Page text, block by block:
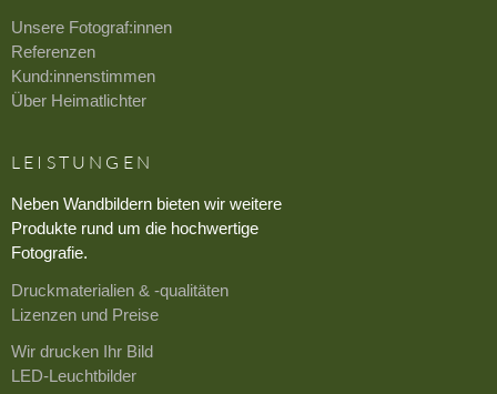
Unsere Fotograf:innen
Referenzen
Kund:innenstimmen
Über Heimatlichter
LEISTUNGEN
Neben Wandbildern bieten wir weitere
Produkte rund um die hochwertige
Fotografie.
Druckmaterialien & -qualitäten
Lizenzen und Preise
Wir drucken Ihr Bild
LED-Leuchtbilder